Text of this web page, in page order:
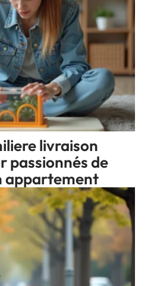
livraison
passionnés de
appartement